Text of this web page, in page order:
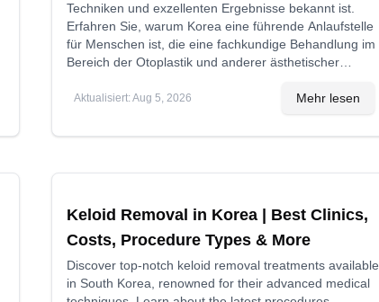
Techniken und exzellenten Ergebnisse bekannt ist.
Erfahren Sie, warum Korea eine führende Anlaufstelle
für Menschen ist, die eine fachkundige Behandlung im
Bereich der Otoplastik und anderer ästhetischer
Aktualisiert: Aug 5, 2026 Mehr lesen
Keloid Removal in Korea | Best Clinics,
Costs, Procedure Types & More
Discover top-notch keloid removal treatments available
in South Korea, renowned for their advanced medical